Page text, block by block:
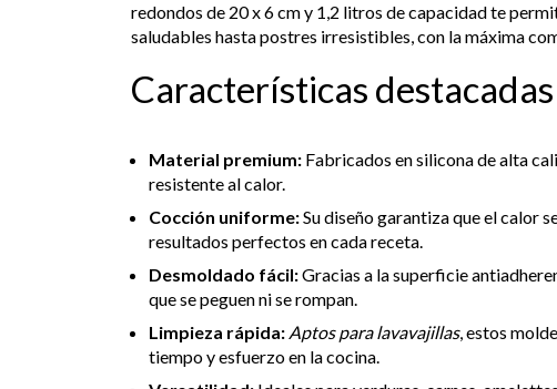
redondos de 20 x 6 cm y 1,2 litros de capacidad te
saludables hasta postres irresistibles, con la máxima
Características destacadas
Material premium: Fabricados en silicona de alta
resistente al calor.
Cocción uniforme:Su diseño garantiza que el calor
resultados perfectos en cada receta.
Desmoldado fácil:Gracias a la superficie
que se peguen ni se rompan.
Limpieza rápida: Aptos para lavavajillas, estos
tiempo y esfuerzo en la cocina.